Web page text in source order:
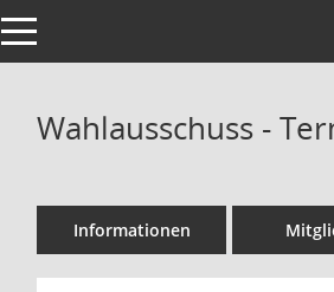
Toggle navigation
Wahlausschuss -
Informationen